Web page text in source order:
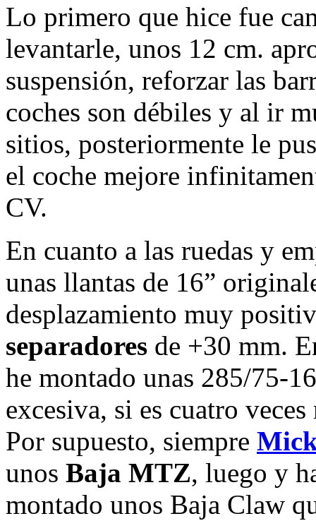
Lo primero que hice fue
levantarle, unos 12 cm.
suspensión, reforzar las
coches son débiles y al ir
sitios, posteriormente le
el coche mejore
CV.
En cuanto a las ruedas y
unas llantas de 16”
desplazamiento muy
separadores de +30 mm.
he montado unas 285/75-
excesiva, si es cuatro
Por supuesto, siempre
unos Baja MTZ, luego y
montado unos Baja Claw